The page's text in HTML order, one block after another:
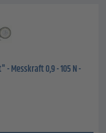
Messkraft 0,9 - 105 N -